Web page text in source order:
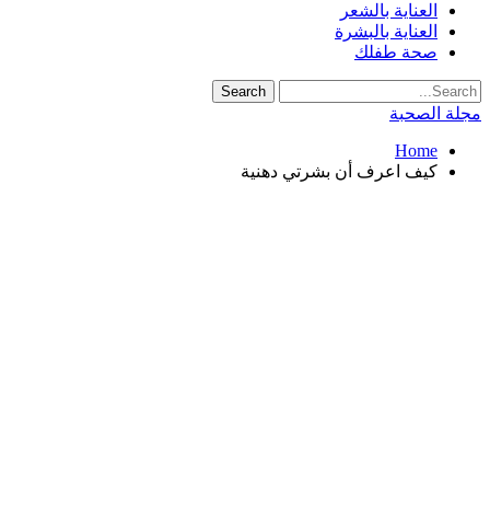
العناية بالشعر
العناية بالبشرة
صحة طفلك
مجلة الصحبة
Home
كيف اعرف أن بشرتي دهنية